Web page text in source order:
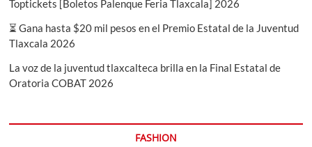
Toptickets [Boletos Palenque Feria Tlaxcala] 2026
⏳ Gana hasta $20 mil pesos en el Premio Estatal de la Juventud
Tlaxcala 2026
La voz de la juventud tlaxcalteca brilla en la Final Estatal de
Oratoria COBAT 2026
FASHION